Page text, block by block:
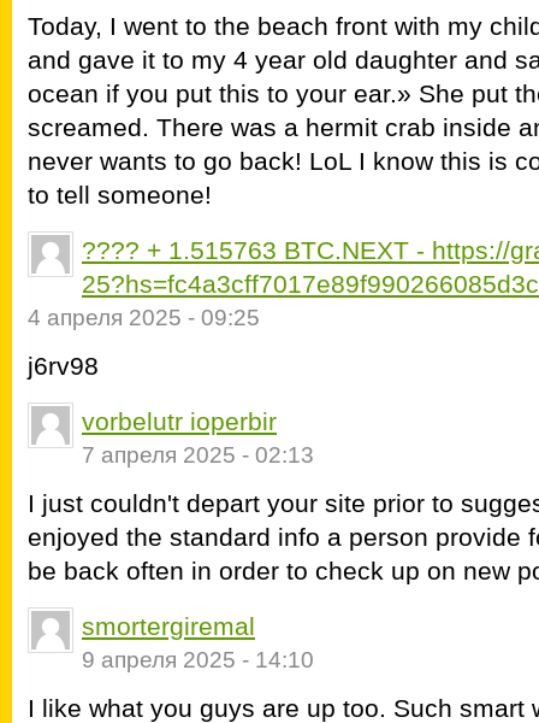
Today, I went to the beach front with my
and gave it to my 4 year old daughter and
ocean if you put this to your ear.» She put
screamed. There was a hermit crab inside
never wants to go back! LoL I know this is
to tell someone!
???? + 1.515763 BTC.NEXT - https://
4 апреля 2025 - 09:25
j6rv98
vorbelutr ioperbir
7 апреля 2025 - 02:13
I just couldn't depart your site prior to
enjoyed the standard info a person provide
be back often in order to check up on new
smortergiremal
9 апреля 2025 - 14:10
I like what you guys are up too. Such smart